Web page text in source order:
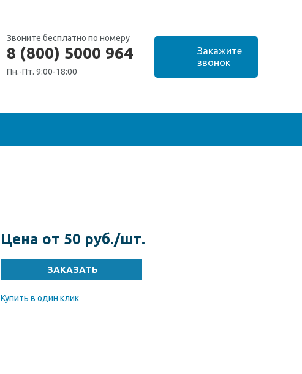
Звоните бесплатно по номеру
8 (800) 5000 964
Пн.-Пт. 9:00-18:00
Цена от 50 руб./шт.
Купить в один клик